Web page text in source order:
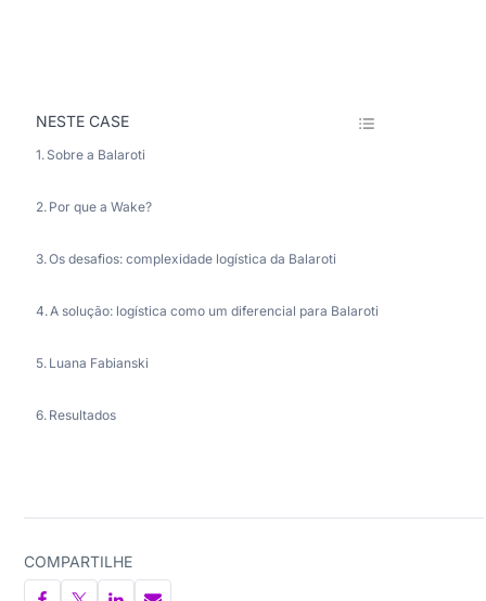
NESTE CASE
Sobre a Balaroti
Por que a Wake?
Os desafios: complexidade logística da Balaroti
A solução: logística como um diferencial para Balaroti
Luana Fabianski
Resultados
COMPARTILHE